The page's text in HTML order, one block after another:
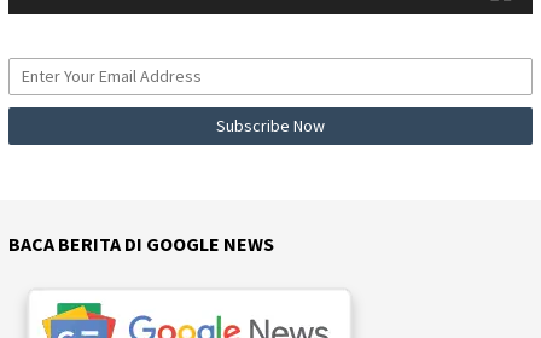
BACA BERITA DI GOOGLE NEWS